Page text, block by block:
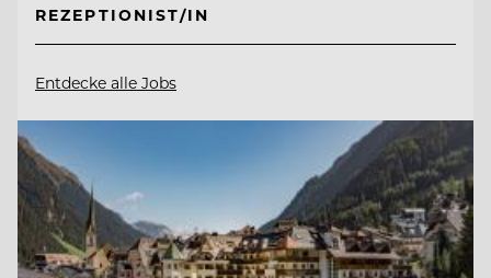
REZEPTIONIST/IN
Entdecke alle Jobs